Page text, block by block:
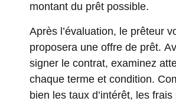
montant du prêt possible.
Après l’évaluation, le prêteur
proposera une offre de prêt.
signer le contrat, examinez
chaque terme et condition.
bien les taux d’intérêt, les